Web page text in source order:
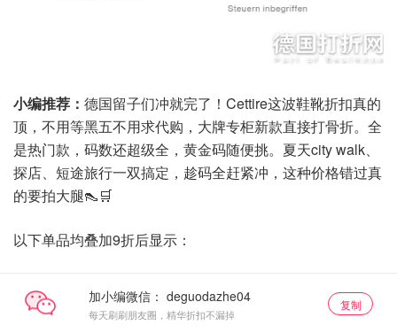
小编推荐： 德国留子们冲就完了！Cettire这波鞋靴折扣真的
顶，不用等黑五不用求代购，大牌专柜新款直接打骨折。全
是热门款，码数还超级全，黄金码随便挑。夏天city walk、
探店、短途旅行一双搞定，趁码全赶紧冲，这种价格错过真
的要拍大腿👠🛒
以下单品均叠加9折后显示：
加小编微信：
每天刷刷朋友圈，精华折扣不漏掉
复制